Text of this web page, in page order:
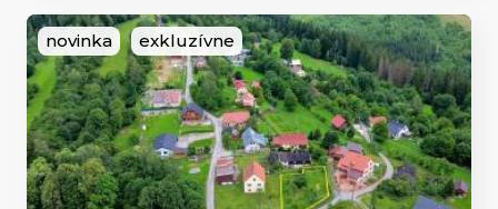
novinka exkluzívne